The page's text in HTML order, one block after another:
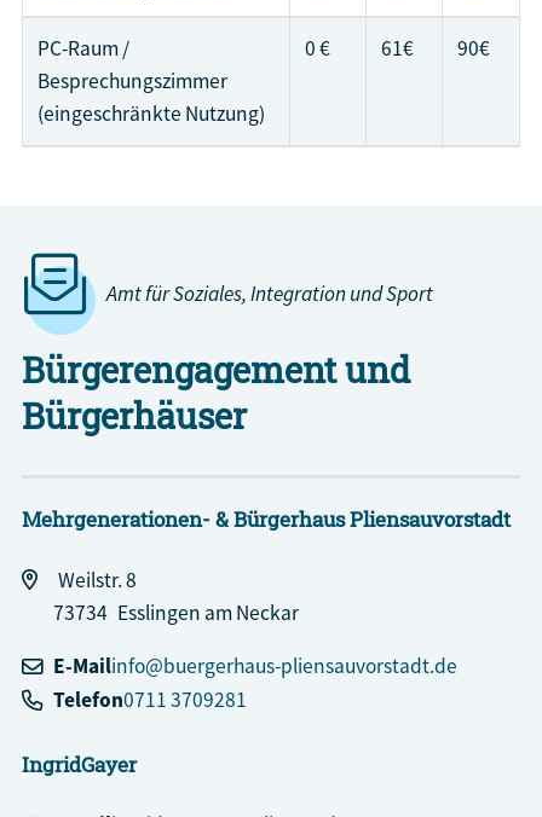
PC-Raum /
Besprechungszimmer
(eingeschränkte Nutzung)
0 € 61€ 90€
Amt für Soziales, Integration und Sport
Bürgerengagement und
Bürgerhäuser
Mehrgenerationen- & Bürgerhaus Pliensauvorstadt
Weilstr. 8
73734 Esslingen am Neckar
E-Mailinfo@buergerhaus-pliensauvorstadt.de
Telefon0711 3709281
IngridGayer